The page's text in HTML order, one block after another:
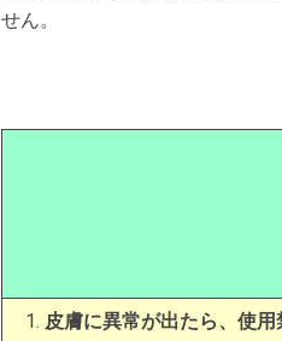
せん。
皮膚に異常が出たら、使用